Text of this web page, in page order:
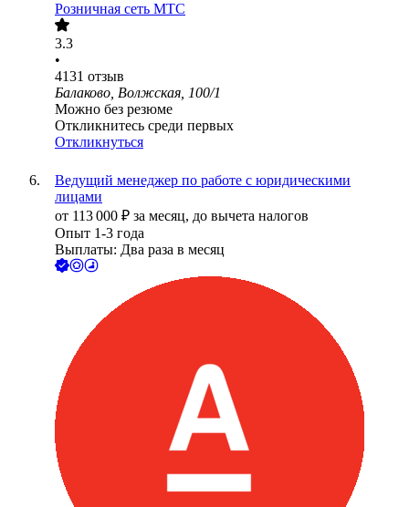
Розничная сеть МТС
3.3
•
4131 отзыв
Балаково, Волжская, 100/1
Можно без резюме
Откликнитесь среди первых
Откликнуться
Ведущий менеджер по работе с юридическими
лицами
от 113 000 ₽ за месяц, до вычета налогов
Опыт 1-3 года
Выплаты: Два раза в месяц